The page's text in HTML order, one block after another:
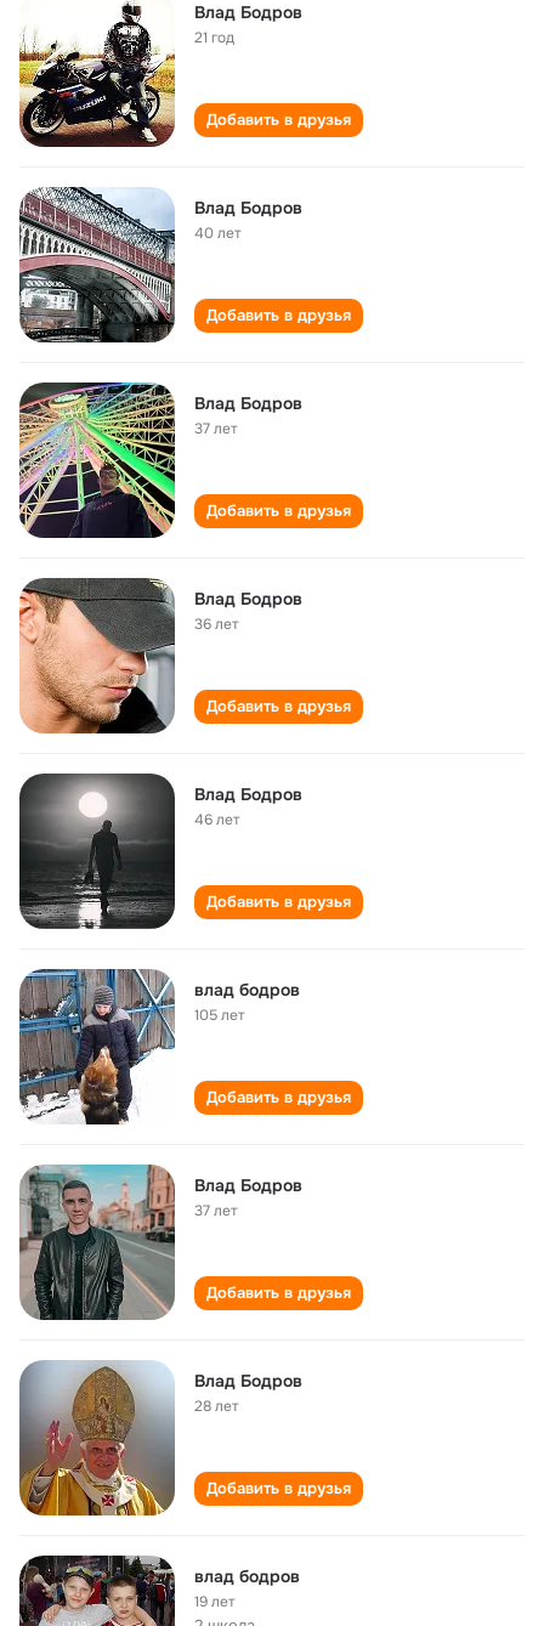
Влад Бодров
21 год
Добавить в друзья
Влад Бодров
40 лет
Добавить в друзья
Влад Бодров
37 лет
Добавить в друзья
Влад Бодров
36 лет
Добавить в друзья
Влад Бодров
46 лет
Добавить в друзья
влад бодров
105 лет
Добавить в друзья
Влад Бодров
37 лет
Добавить в друзья
Влад Бодров
28 лет
Добавить в друзья
влад бодров
19 лет